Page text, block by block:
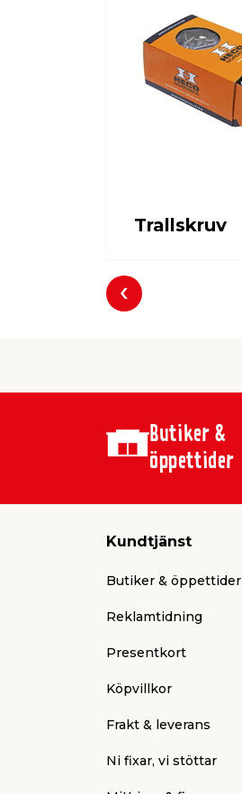
Trallskruv
Föregående
Butiker &
öppettider
Kundtjänst
Butiker & öppettider
Reklamtidning
Presentkort
Köpvillkor
Frakt & leverans
Ni fixar, vi stöttar